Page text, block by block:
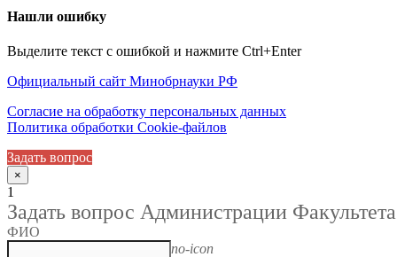
Нашли ошибку
Выделите текст с ошибкой и нажмите Ctrl+Enter
Официальный сайт Минобрнауки РФ
Согласие на обработку персональных данных
Политика обработки Cookie-файлов
Задать вопрос
×
1
Задать вопрос Администрации Факультета
ФИО
no-icon